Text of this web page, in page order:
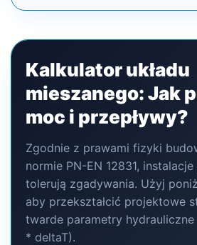
Kalkulator układu
mieszanego: Jak
moc i przepływy?
Zgodnie z prawami fizyki
normie PN-EN 12831,
tolerują zgadywania. Użyj
aby przekształcić projektowe
twarde parametry
* deltaT).